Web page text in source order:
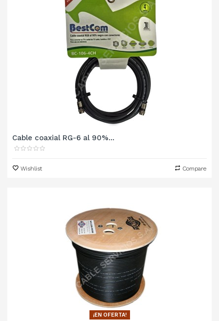
Cable coaxial RG-6 al 90%...
Wishlist Compare
¡EN OFERTA!